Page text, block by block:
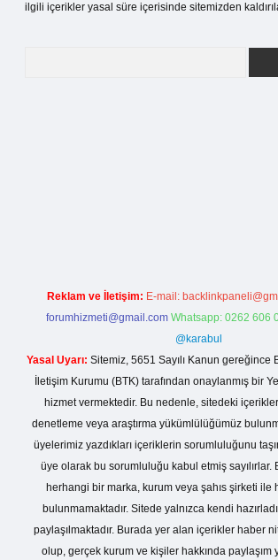
ilgili içerikler yasal süre içerisinde sitemizden
Reklam ve İletişim: E-mail:
forumhizmeti@gmail.com Whatsapp: 0262 606
@karabul
Yasal Uyarı: Sitemiz, 5651 Sayılı Kanun gereğince
İletişim Kurumu (BTK) tarafından onaylanmış bir
hizmet vermektedir. Bu nedenle, sitedeki
denetleme veya araştırma yükümlülüğümüz
üyelerimiz yazdıkları içeriklerin sorumluluğunu
üye olarak bu sorumluluğu kabul etmiş sayılırlar.
herhangi bir marka, kurum veya şahıs şirketi ile
bulunmamaktadır. Sitede yalnızca kendi
paylaşılmaktadır. Burada yer alan içerikler haber
olup, gerçek kurum ve kişiler hakkında paylaşım